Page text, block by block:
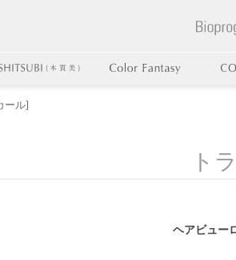
ール]
ト
ヘアビュー